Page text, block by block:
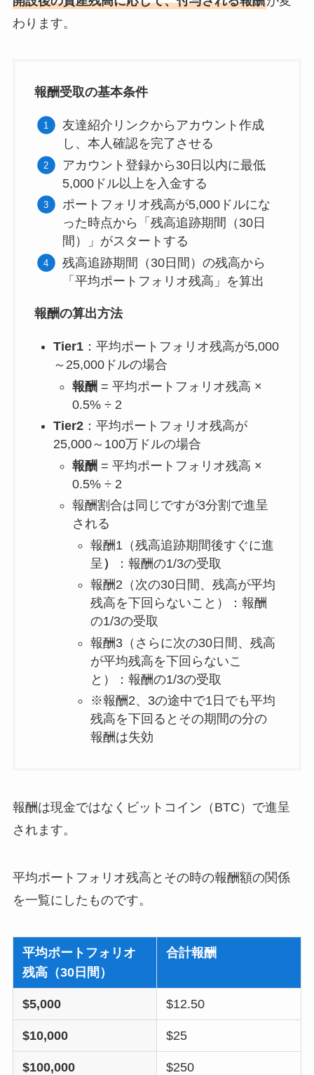
わります。
報酬受取の基本条件
友達紹介リンクからアカウント作成
し、本人確認を完了させる
アカウント登録から30日以内に最低
5,000ドル以上を入金する
ポートフォリオ残高が5,000ドルにな
った時点から「残高追跡期間（30日
間）」がスタートする
残高追跡期間（30日間）の残高から
「平均ポートフォリオ残高」を算出
報酬の算出方法
Tier1：平均ポートフォリオ残高が5,000
～25,000ドルの場合
報酬 = 平均ポートフォリオ残高 ×
0.5% ÷ 2
Tier2：平均ポートフォリオ残高が
25,000～100万ドルの場合
報酬 = 平均ポートフォリオ残高 ×
0.5% ÷ 2
報酬割合は同じですが3分割で進呈
される
報酬1（残高追跡期間後すぐに進
呈 ）
：報酬の1/3の受取
報酬2（次の30日間、残高が平均
残高を下回らないこと）：報酬
の1/3の受取
報酬3（さらに次の30日間、残高
が平均残高を下回らないこ
と）：報酬の1/3の受取
※報酬2、3の途中で1日でも平均
残高を下回るとその期間の分の
報酬は失効
報酬は現金ではなくビットコイン（BTC）で進呈
されます。
平均ポートフォリオ残高とその時の報酬額の関係
を一覧にしたものです。
平均ポートフォリオ
残高（30日間）
合計報酬
$5,000 $12.50
$10,000 $25
$100,000 $250